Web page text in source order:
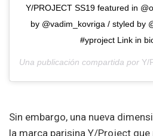
Y/PROJECT SS19 featured in
by @vadim_kovriga / styled by
#yproject Link in
Una publicación compartida por Y/
Sin embargo, una nueva
la marca parisina Y/Project